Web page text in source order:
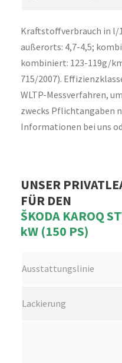
Kraftstoffverbrauch in l/
außerorts: 4,7-4,5;
kombiniert: 123-119g/
715/2007).
WLTP-Messverfahren,
zwecks Pflichtangaben
Informationen bei uns
UNSER
FÜR DEN
ŠKODA KAROQ
kW (150 PS)
Ausstattungslinie
Lackierung